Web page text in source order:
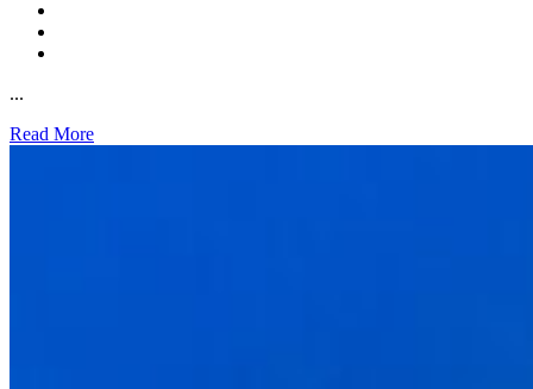
...
Read More